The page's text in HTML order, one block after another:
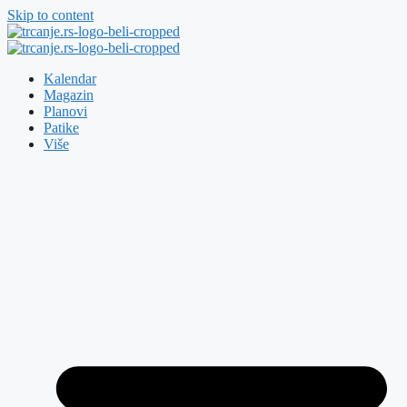
Skip to content
Kalendar
Magazin
Planovi
Patike
Više